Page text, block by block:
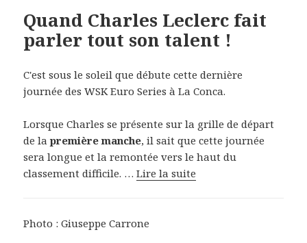
Quand Charles Leclerc fait
parler tout son talent !
C'est sous le soleil que débute cette dernière
journée des WSK Euro Series à La Conca.
Lorsque Charles se présente sur la grille de départ
de lapremière manche, il sait que cette journée
sera longue et la remontée vers le haut du
classement difficile. …Lire la suite
Photo : Giuseppe Carrone